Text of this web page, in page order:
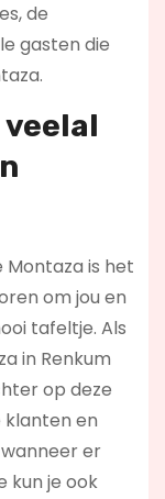
de
gasten die
is het
om jou en
tafeltje. Als
in Renkum
op deze
klanten en
er
kun je ook